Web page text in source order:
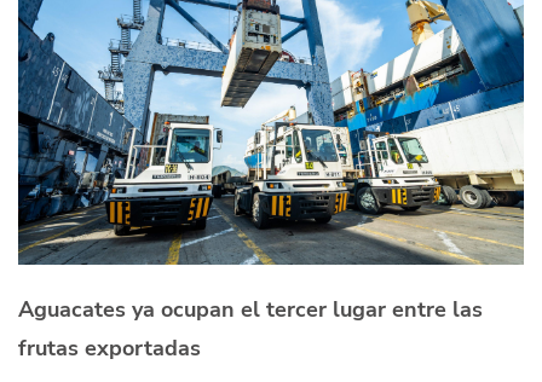
Aguacates ya ocupan el tercer lugar entre las
frutas exportadas